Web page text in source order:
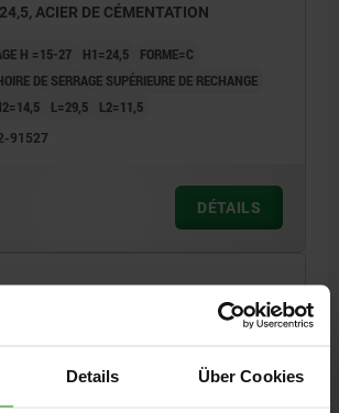
Details Über Cookies
ACIER DE CÉMENTATION
H =15-27 H1=24,5
FORME=C
DE SERRAGE SUPÉRIEURE DE RECHANGE
L=29,5 L2=11,5
91527
DÉTAILS